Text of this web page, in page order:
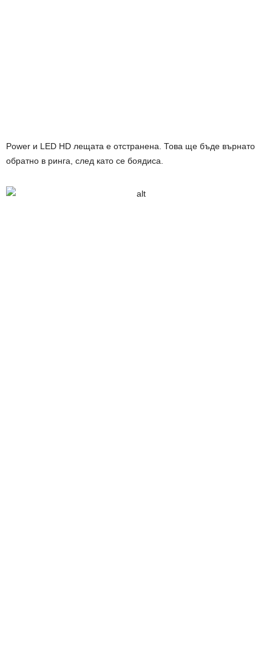
Power и LED HD лещата е отстранена. Това ще бъде върнато
обратно в ринга, след като се боядиса.